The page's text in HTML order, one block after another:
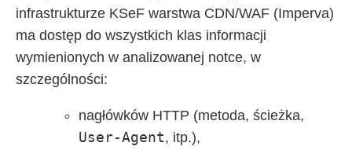
infrastrukturze KSeF warstwa CDN/WAF (Imperva)
ma dostęp do wszystkich klas informacji
wymienionych w analizowanej notce, w
szczególności:
nagłówków HTTP (metoda, ścieżka,
User-Agent, itp.),